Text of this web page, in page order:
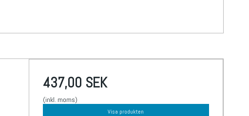
437,00 SEK
(inkl. moms)
Visa produkten